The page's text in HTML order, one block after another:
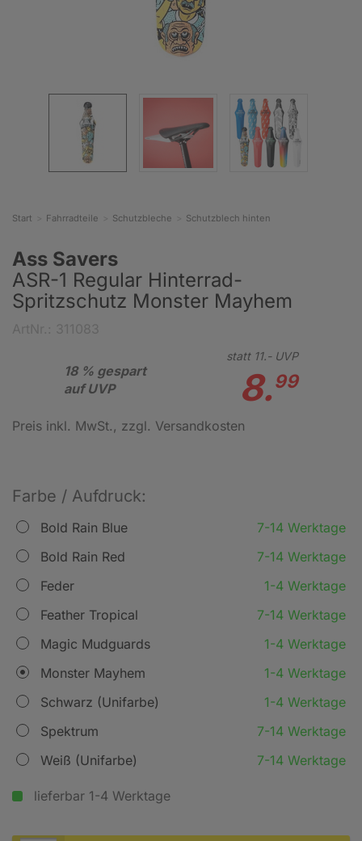
Start Fahrradteile Schutzbleche Schutzblech hinten
Ass Savers
ASR-1 Regular Hinterrad-
Spritzschutz Monster Mayhem
18 % gespart
auf UVP
statt 11.-UVP
8.99
Preis inkl. MwSt., zzgl. Versandkosten
Farbe / Aufdruck:
Bold Rain Blue
7-14 Werktage
Bold Rain Red
7-14 Werktage
Feder
1-4 Werktage
Feather Tropical
7-14 Werktage
Magic Mudguards
1-4 Werktage
Monster Mayhem
1-4 Werktage
Schwarz (Unifarbe)
1-4 Werktage
Spektrum
7-14 Werktage
Weiß (Unifarbe)
7-14 Werktage
lieferbar 1-4 Werktage